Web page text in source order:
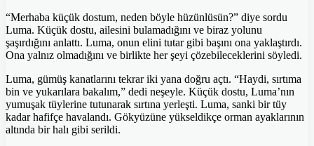
“Merhaba küçük dostum, neden böyle hüzünlüsün?” diye sordu
Luma. Küçük dostu, ailesini bulamadığını ve biraz yolunu
şaşırdığını anlattı. Luma, onun elini tutar gibi başını ona yaklaştırdı.
Ona yalnız olmadığını ve birlikte her şeyi çözebileceklerini söyledi.
Luma, gümüş kanatlarını tekrar iki yana doğru açtı. “Haydi, sırtıma
bin ve yukarılara bakalım,” dedi neşeyle. Küçük dostu, Luma’nın
yumuşak tüylerine tutunarak sırtına yerleşti. Luma, sanki bir tüy
kadar hafifçe havalandı. Gökyüzüne yükseldikçe orman ayaklarının
altında bir halı gibi serildi.